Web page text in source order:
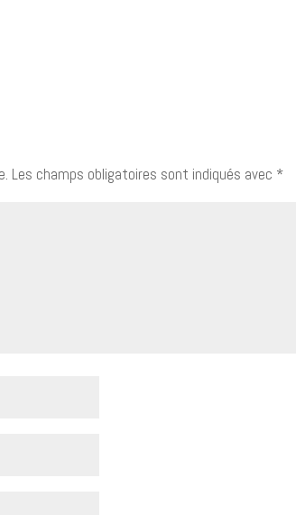
Les champs obligatoires sont indiqués avec *